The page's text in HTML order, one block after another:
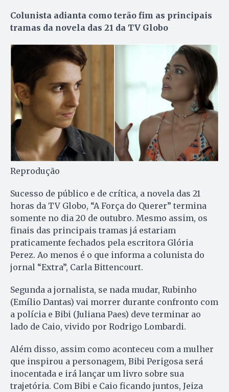
Colunista adianta como terão fim as principais
tramas da novela das 21 da TV Globo
Reprodução
Sucesso de público e de crítica, a novela das 21
horas da TV Globo, “A Força do Querer” termina
somente no dia 20 de outubro. Mesmo assim, os
finais das principais tramas já estariam
praticamente fechados pela escritora Glória
Perez. Ao menos é o que informa a colunista do
jornal “Extra”, Carla Bittencourt.
Segunda a jornalista, se nada mudar, Rubinho
(Emílio Dantas) vai morrer durante confronto com
a polícia e Bibi (Juliana Paes) deve terminar ao
lado de Caio, vivido por Rodrigo Lombardi.
Além disso, assim como aconteceu com a mulher
que inspirou a personagem, Bibi Perigosa será
inocentada e irá lançar um livro sobre sua
trajetória. Com Bibi e Caio ficando juntos, Jeiza